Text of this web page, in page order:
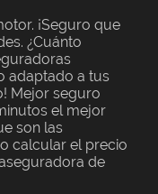
¡Seguro que
¿Cuánto
adaptado a tus
Mejor seguro
el mejor
son las
calcular el precio
de